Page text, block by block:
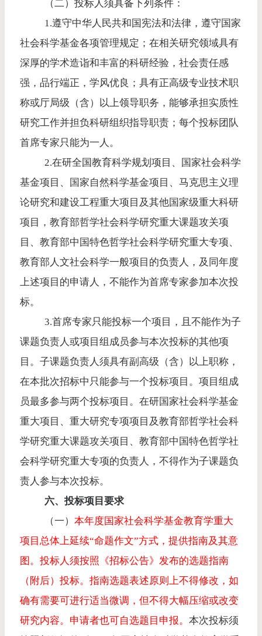
（二）投标人须具备下列条件：
1.遵守中华人民共和国宪法和法律，遵守国家
社会科学基金各项管理规定；在相关研究领域具有
深厚的学术造诣和丰富的科研经验，社会责任感
强，品行端正，学风优良；具有正高级专业技术职
称或厅局级（含）以上领导职务，能够承担实质性
研究工作并担负科研组织指导职责；每个投标团队
首席专家只能为一人。
2.在研全国教育科学规划项目、国家社会科学
基金项目、国家自然科学基金项目、马克思主义理
论研究和建设工程重大项目及其他国家级重大科研
项目，教育部哲学社会科学研究重大课题攻关项
目、教育部中国特色哲学社会科学研究重大专项、
教育部人文社会科学一般项目的负责人，及同年度
上述项目的申请人，不能作为首席专家参加本次投
标。
3.首席专家只能投标一个项目，且不能作为子
课题负责人或项目组成员参与本次投标的其他项
目。子课题负责人须具有副高级（含）以上职称，
在本批次招标中只能参与一个投标项目。项目组成
员最多参与两个投标项目。在研国家社会科学基金
重大项目、重大研究专项项目及教育部哲学社会科
学研究重大课题攻关项目、教育部中国特色哲学社
会科学研究重大专项的负责人，不得作为子课题负
责人参与本次投标。
六、投标项目要求
（一）本年度国家社会科学基金教育学重大
项目总体上延续“命题作文”方式，提供指南及其意
图。投标人须按照《招标公告》发布的选题指南
（附后）投标。指南选题表述原则上不得修改，如
确有需要可进行适当微调，但不得大幅压缩或改变
研究内容。申请者也可自选题目申报。 本次投标须